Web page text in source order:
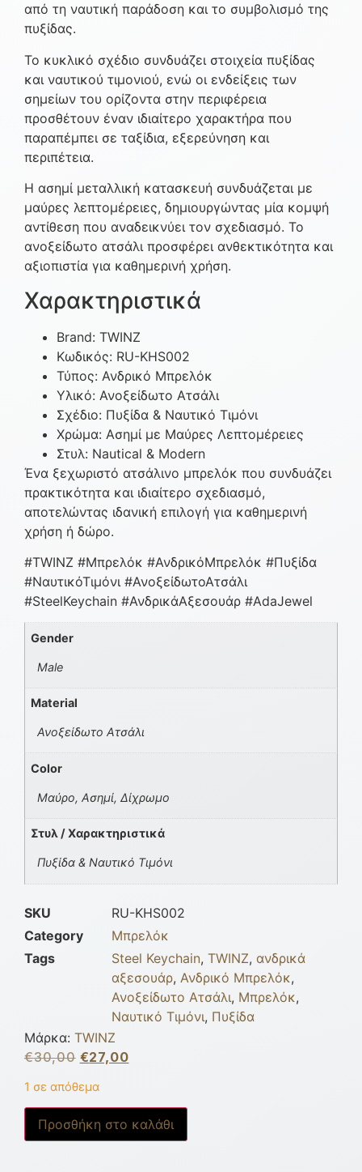
από τη ναυτική παράδοση και το συμβολισμό της
πυξίδας.
Το κυκλικό σχέδιο συνδυάζει στοιχεία πυξίδας
και ναυτικού τιμονιού, ενώ οι ενδείξεις των
σημείων του ορίζοντα στην περιφέρεια
προσθέτουν έναν ιδιαίτερο χαρακτήρα που
παραπέμπει σε ταξίδια, εξερεύνηση και
περιπέτεια.
Η ασημί μεταλλική κατασκευή συνδυάζεται με
μαύρες λεπτομέρειες, δημιουργώντας μία κομψή
αντίθεση που αναδεικνύει τον σχεδιασμό. Το
ανοξείδωτο ατσάλι προσφέρει ανθεκτικότητα και
αξιοπιστία για καθημερινή χρήση.
Χαρακτηριστικά
Brand: TWINZ
Κωδικός: RU-KHS002
Τύπος: Ανδρικό Μπρελόκ
Υλικό: Ανοξείδωτο Ατσάλι
Σχέδιο: Πυξίδα & Ναυτικό Τιμόνι
Χρώμα: Ασημί με Μαύρες Λεπτομέρειες
Στυλ: Nautical & Modern
Ένα ξεχωριστό ατσάλινο μπρελόκ που συνδυάζει
πρακτικότητα και ιδιαίτερο σχεδιασμό,
αποτελώντας ιδανική επιλογή για καθημερινή
χρήση ή δώρο.
#TWINZ #Μπρελόκ #ΑνδρικόΜπρελόκ #Πυξίδα
#ΝαυτικόΤιμόνι #ΑνοξείδωτοΑτσάλι
#SteelKeychain #ΑνδρικάΑξεσουάρ #AdaJewel
Gender
Male
Material
Ανοξείδωτο Ατσάλι
Color
Μαύρο, Ασημί, Δίχρωμο
Στυλ / Χαρακτηριστικά
Πυξίδα & Ναυτικό Τιμόνι
SKU
RU-KHS002
Category
Μπρελόκ
Tags
Steel Keychain, TWINZ, ανδρικά
αξεσουάρ, Ανδρικό Μπρελόκ,
Ανοξείδωτο Ατσάλι, Μπρελόκ,
Ναυτικό Τιμόνι, Πυξίδα
Μάρκα: TWINZ
€30,00 €27,00
1 σε απόθεμα
Προσθήκη στο καλάθι